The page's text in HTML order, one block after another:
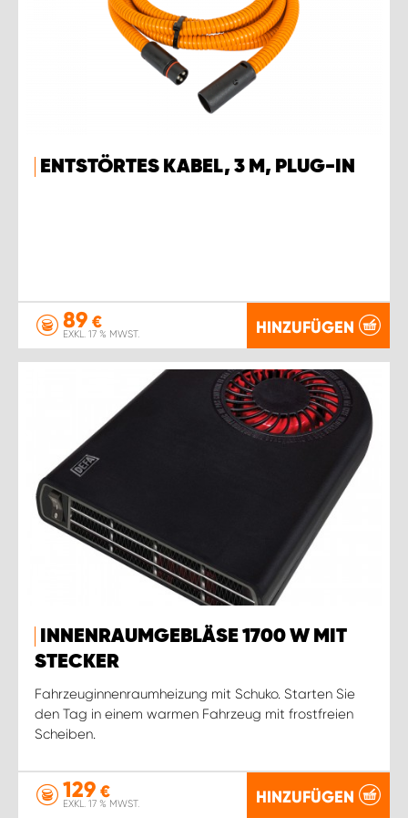
ENTSTÖRTES KABEL, 3 M, PLUG-IN
89 €
EXKL. 17 % MWST. HINZUFÜGEN
INNENRAUMGEBLÄSE 1700 W MIT
STECKER
Fahrzeuginnenraumheizung mit Schuko. Starten Sie
den Tag in einem warmen Fahrzeug mit frostfreien
Scheiben.
129 €
EXKL. 17 % MWST. HINZUFÜGEN